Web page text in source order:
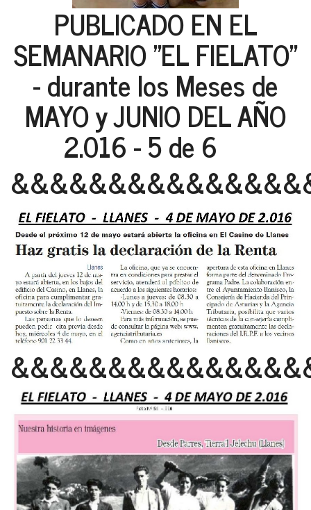
PUBLICADO EN EL
SEMANARIO "EL FIELATO"
- durante los Meses de
MAYO y JUNIO DEL AÑO
2.016 - 5 de 6